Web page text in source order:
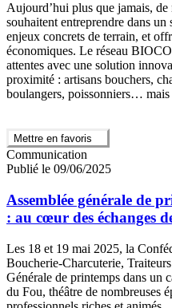
Aujourd’hui plus que jamais,
souhaitent entreprendre dans
enjeux concrets de terrain, et
économiques. Le réseau
attentes avec une solution
proximité : artisans bouchers,
boulangers, poissonniers…
Mettre en favoris
Communication
Publié le 09/06/2025
Assemblée générale de
: au cœur des échanges
Les 18 et 19 mai 2025, la
Boucherie-Charcuterie,
Générale de printemps dans un
du Fou, théâtre de nombreuses